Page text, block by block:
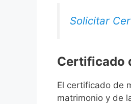
Solicitar
Certificado
El certificado de
matrimonio y de